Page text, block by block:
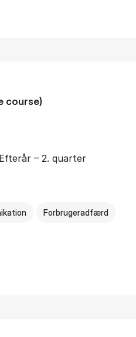
course)
Efterår – 2. quarter
Forbrugeradfærd